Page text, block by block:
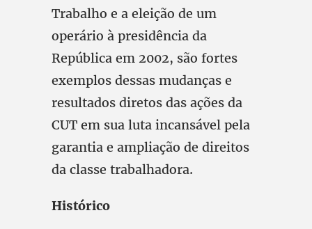
Trabalho e a eleição de um
operário à presidência da
República em 2002, são fortes
exemplos dessas mudanças e
resultados diretos das ações da
CUT em sua luta incansável pela
garantia e ampliação de direitos
da classe trabalhadora.
Histórico